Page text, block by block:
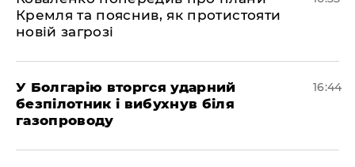
Кремля та пояснив, як протистояти
новій загрозі
У Болгарію вторгся ударний
безпілотник і вибухнув біля
газопроводу
16:44